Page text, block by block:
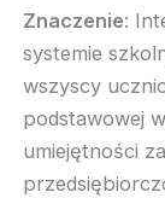
Znaczenie:
systemie
wszyscy
podstawowej
umiejętności